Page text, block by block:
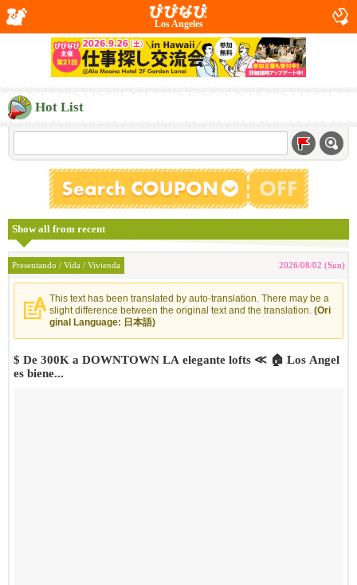
Los Angeles
Hot List
Show all from recent
Presentando / Vida / Vivienda 2026/08/02 (Sun)
This text has been translated by auto-translation. There may be a
slight difference between the original text and the translation. (Ori
ginal Language: 日本語)
$ De 300K a DOWNTOWN LA elegante lofts ≪ 🏠 Los Angel
es biene...